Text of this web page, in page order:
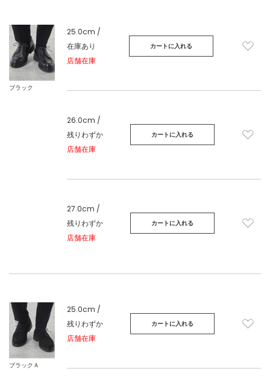
ブラック
25.0cm /
在庫あり
店舗在庫
カートに入れる
26.0cm /
残りわずか
店舗在庫
カートに入れる
27.0cm /
残りわずか
店舗在庫
カートに入れる
ブラックＡ
25.0cm /
残りわずか
店舗在庫
カートに入れる